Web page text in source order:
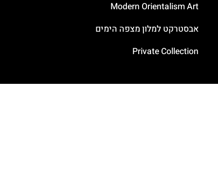
Modern Orientalism Art
אבסטרקט למלון מצפה הימים
Private Collection